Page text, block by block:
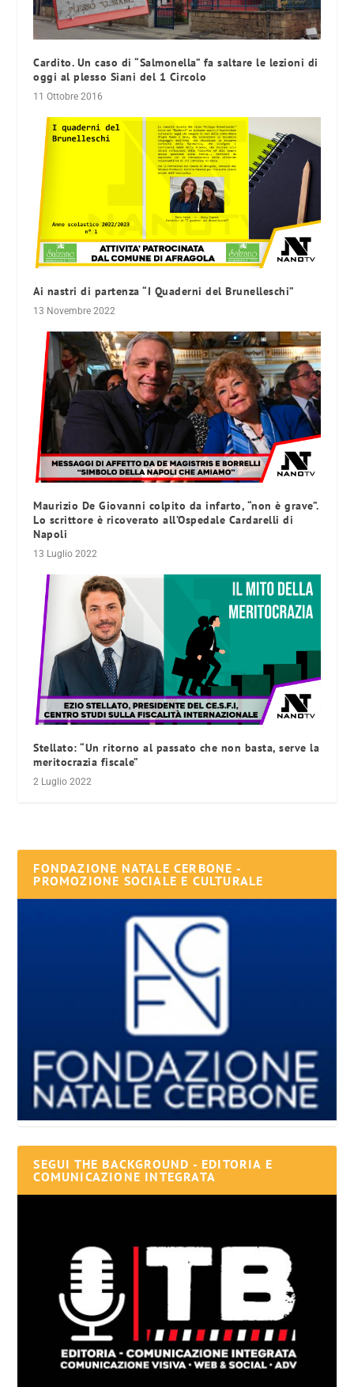
Cardito. Un caso di “Salmonella” fa saltare le lezioni di
oggi al plesso Siani del 1 Circolo
11 Ottobre 2016
Ai nastri di partenza “I Quaderni del Brunelleschi”
13 Novembre 2022
Maurizio De Giovanni colpito da infarto, “non è grave”.
Lo scrittore è ricoverato all’Ospedale Cardarelli di
Napoli
13 Luglio 2022
Stellato: “Un ritorno al passato che non basta, serve la
meritocrazia fiscale”
2 Luglio 2022
FONDAZIONE NATALE CERBONE -
PROMOZIONE SOCIALE E CULTURALE
SEGUI THE BACKGROUND - EDITORIA E
COMUNICAZIONE INTEGRATA